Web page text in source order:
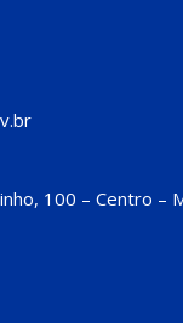
100 – Centro –